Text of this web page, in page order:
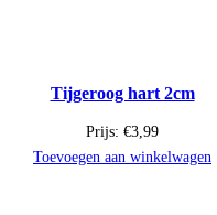
Tijgeroog hart 2cm
Prijs: €3,99
Toevoegen aan winkelwagen